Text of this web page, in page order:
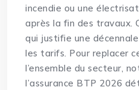
incendie ou une
après la fin des travaux.
qui justifie une
les tarifs. Pour replacer
l’ensemble du secteur,
l’assurance BTP 2026